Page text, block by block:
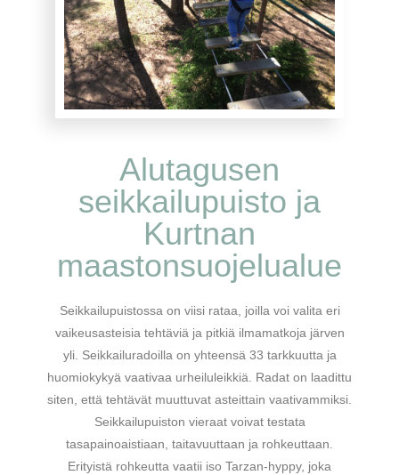
Alutagusen
seikkailupuisto ja
Kurtnan
maastonsuojelualue
Seikkailupuistossa on viisi rataa, joilla voi valita eri
vaikeusasteisia tehtäviä ja pitkiä ilmamatkoja järven
yli. Seikkailuradoilla on yhteensä 33 tarkkuutta ja
huomiokykyä vaativaa urheiluleikkiä. Radat on laadittu
siten, että tehtävät muuttuvat asteittain vaativammiksi.
Seikkailupuiston vieraat voivat testata
tasapainoaistiaan, taitavuuttaan ja rohkeuttaan.
Erityistä rohkeutta vaatii iso Tarzan-hyppy, joka